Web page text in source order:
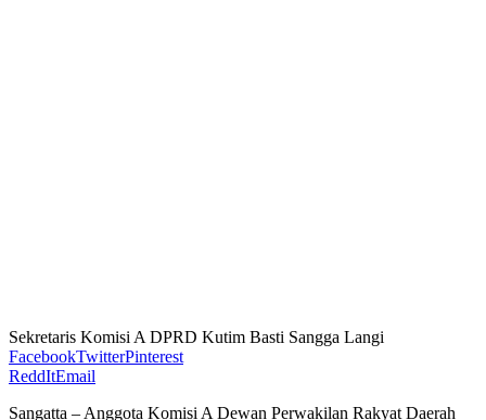
Sekretaris Komisi A DPRD Kutim Basti Sangga Langi
FacebookTwitterPinterest
ReddItEmail
Sangatta – Anggota Komisi A Dewan Perwakilan Rakyat Daerah